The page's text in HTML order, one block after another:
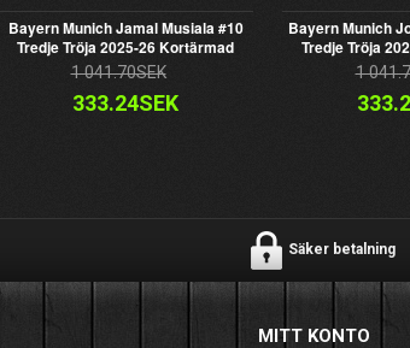
Bayern Munich Jamal Musiala #10
Tredje Tröja 2025-26 Kortärmad
1 041.70SEK
333.24SEK
Bayern Munich
Tredje Tröja
1
Säker betalning
MITT KONTO